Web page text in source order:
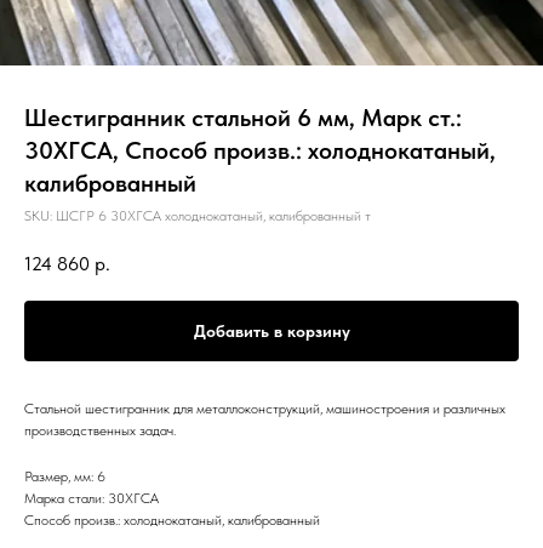
Шестигранник стальной 6 мм, Марк ст.:
30ХГСА, Способ произв.: холоднокатаный,
калиброванный
SKU: ШСГР 6 30ХГСА холоднокатаный, калиброванный т
124 860 р.
Добавить в корзину
Стальной шестигранник для металлоконструкций, машиностроения и различных
производственных задач.
Размер, мм: 6
Марка стали: 30ХГСА
Способ произв.: холоднокатаный, калиброванный